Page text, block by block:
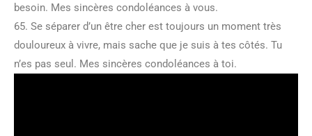
besoin. Mes sincères condoléances à vous.
65. Se séparer d’un être cher est toujours un moment très
douloureux à vivre, mais sache que je suis à tes côtés. Tu
n’es pas seul. Mes sincères condoléances à toi.